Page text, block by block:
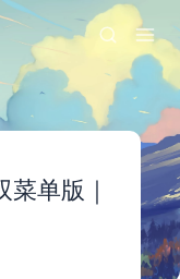
菜单版｜